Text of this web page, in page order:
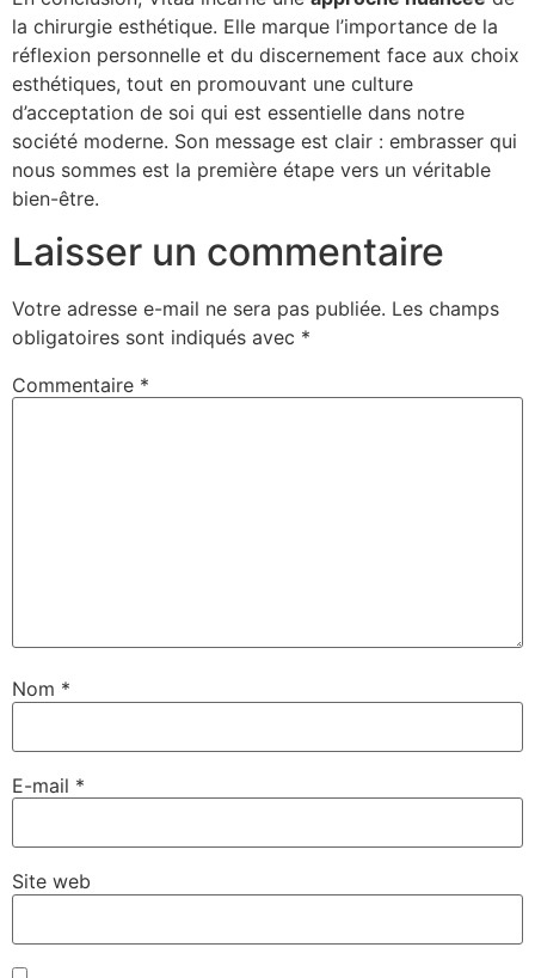
la chirurgie esthétique. Elle marque l’importance de la
réflexion personnelle et du discernement face aux choix
esthétiques, tout en promouvant une culture
d’acceptation de soi qui est essentielle dans notre
société moderne. Son message est clair : embrasser qui
nous sommes est la première étape vers un véritable
bien-être.
Laisser un commentaire
Votre adresse e-mail ne sera pas publiée. Les champs
obligatoires sont indiqués avec *
Commentaire *
Nom *
E-mail *
Site web